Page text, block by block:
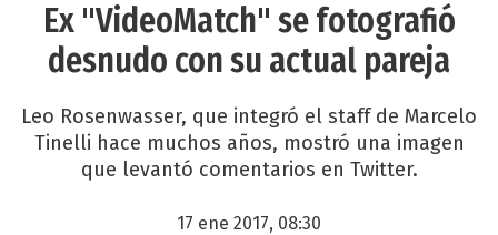
Ex "VideoMatch" se fotografió
desnudo con su actual pareja
Leo Rosenwasser, que integró el staff de Marcelo
Tinelli hace muchos años, mostró una imagen
que levantó comentarios en Twitter.
17 ene 2017, 08:30